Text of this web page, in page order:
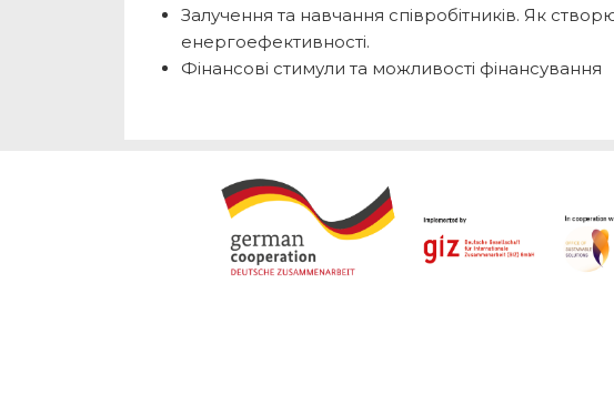
Залучення та навчання співробітників. Як
енергоефективності.
Фінансові стимули та можливості фінансування